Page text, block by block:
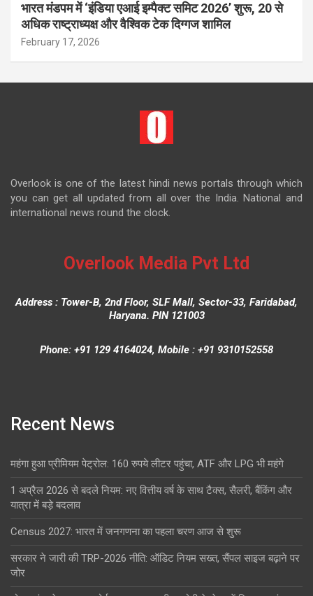
भारत मंडपम में ‘इंडिया एआई इम्पैक्ट समिट 2026’ शुरू, 20 से
अधिक राष्ट्राध्यक्ष और वैश्विक टेक दिग्गज शामिल
February 17, 2026
Overlook is one of the latest hindi news portals through which
you can get all updated from all over the India. National and
international news round the clock.
Overlook Media Pvt Ltd
Address : Tower-B, 2nd Floor, SLF Mall, Sector-33, Faridabad,
Haryana. PIN 121003
Phone: +91 129 4164024, Mobile : +91 9310152558
Recent News
महंगा हुआ प्रीमियम पेट्रोल: 160 रुपये लीटर पहुंचा, ATF और LPG भी महंगे
1 अप्रैल 2026 से बदले नियम: नए वित्तीय वर्ष के साथ टैक्स, सैलरी, बैंकिंग और
यात्रा में बड़े बदलाव
Census 2027: भारत में जनगणना का पहला चरण आज से शुरू
सरकार ने जारी की TRP-2026 नीति: ऑडिट नियम सख्त, सैंपल साइज बढ़ाने पर
जोर